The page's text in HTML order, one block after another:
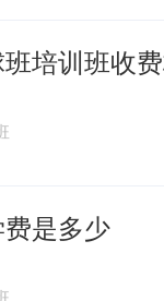
培训班收
是多少